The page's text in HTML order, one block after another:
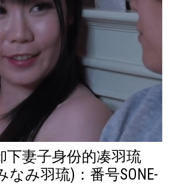
下妻子身份的凑羽琉
なみ羽琉)：番号SONE-